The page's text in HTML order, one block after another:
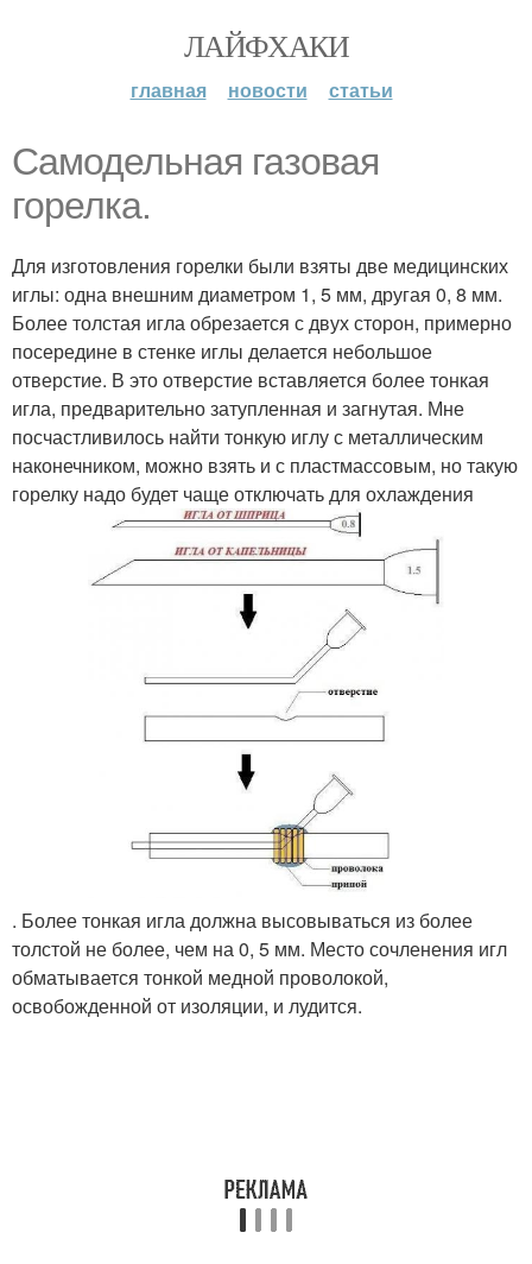
ЛАЙФХАКИ
главная новости статьи
Самодельная газовая
горелка.
Для изготовления горелки были взяты две медицинских
иглы: одна внешним диаметром 1, 5 мм, другая 0, 8 мм.
Более толстая игла обрезается с двух сторон, примерно
посередине в стенке иглы делается небольшое
отверстие. В это отверстие вставляется более тонкая
игла, предварительно затупленная и загнутая. Мне
посчастливилось найти тонкую иглу с металлическим
наконечником, можно взять и с пластмассовым, но такую
горелку надо будет чаще отключать для охлаждения
. Более тонкая игла должна высовываться из более
толстой не более, чем на 0, 5 мм. Место сочленения игл
обматывается тонкой медной проволокой,
освобожденной от изоляции, и лудится.